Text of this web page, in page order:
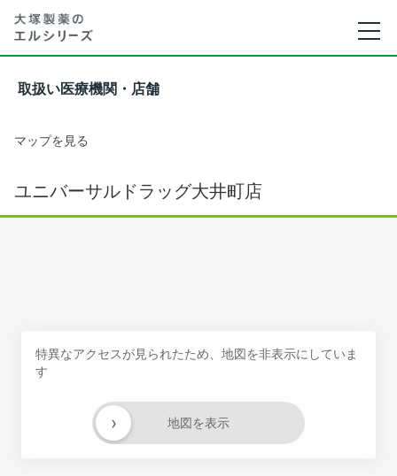
取扱い医療機関・店舗
マップを見る
ユニバーサルドラッグ大井町店
特異なアクセスが見られたため、地図を非表示にしていま
す
地図を表示
›